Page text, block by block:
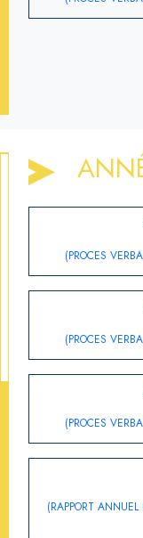
(PROCES
(PROCES
(PROCES
(RAPPORT